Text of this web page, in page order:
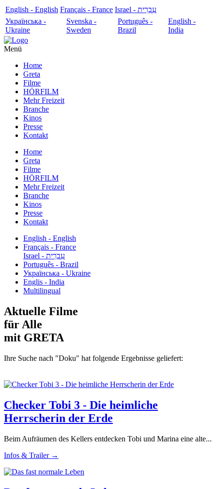
English - English Français - France
עִבְרִית - Israel
Українська -
Ukraine
Svenska -
Sweden
Português -
Brazil
English -
India
Menü
Home
Greta
Filme
HÖRFILM
Mehr Freizeit
Branche
Kinos
Presse
Kontakt
Home
Greta
Filme
HÖRFILM
Mehr Freizeit
Branche
Kinos
Presse
Kontakt
English - English
Français - France
עִבְרִית - Israel
Português - Brazil
Українська - Ukraine
Englis - India
Multilingual
Aktuelle Filme
für Alle
mit GRETA
Ihre Suche nach "Doku" hat folgende Ergebnisse geliefert:
Checker Tobi 3 - Die heimliche
Herrscherin der Erde
Beim Aufräumen des Kellers entdecken Tobi und Marina eine alte...
Infos & Trailer →